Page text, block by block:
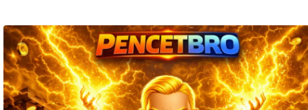
semua
rincian
akomodasi
termasuk
nomor
telepon